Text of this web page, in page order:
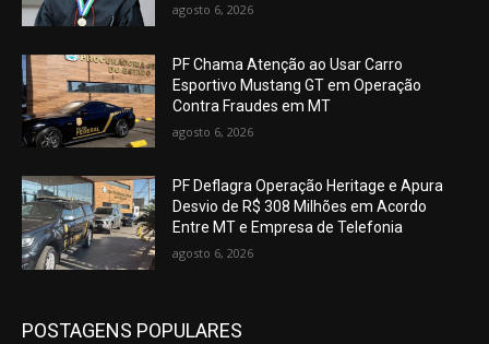
agosto 6, 2026
PF Chama Atenção ao Usar Carro
Esportivo Mustang GT em Operação
Contra Fraudes em MT
agosto 6, 2026
PF Deflagra Operação Heritage e Apura
Desvio de R$ 308 Milhões em Acordo
Entre MT e Empresa de Telefonia
agosto 6, 2026
POSTAGENS POPULARES